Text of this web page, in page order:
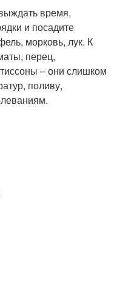
время,
и посадите
морковь, лук. К
перец,
– они слишком
поливу,